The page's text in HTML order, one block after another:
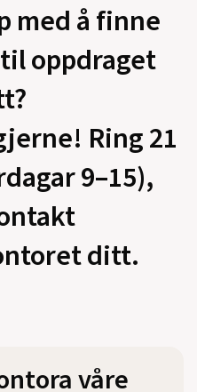
med å finne
oppdraget
Ring 21
9–15),
ditt.
våre